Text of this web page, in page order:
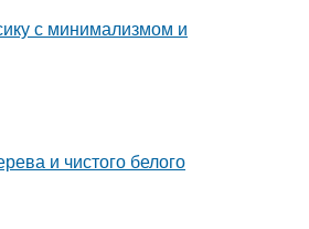
с минимализмом и
и чистого белого